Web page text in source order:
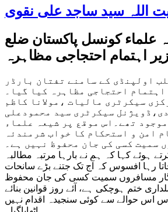
علماء کونسل پاکستان ضلع
اہتمام احتجاجی مظاہرہ
اولپنڈی کے سامنے تفتان بارڈر
احتجاجی مظاہرہ کیا گیا۔
سیکرٹری مالیات ،مولانا کاظم
سیکرٹری سید محمودعلی
تھے۔اس موقع پر شیعہ علماء
امن و استحکام کا خواب شرمندئہ
سمیت کسی کی جان محفوظ نہیں ہے۔
ہوئے کہا کہ ہم نے بارہا مرتبہ مطالبہ
رہا افسوس کہ آج تک جتنے بڑے سانحات
مددگار مسافروں سمیت کسی کی جان محفوظ
ختم ہوچکی ہے، آئے روز قوانین بنائے
اس حوالے سے کوئی سنجیدہ اقدام نہیں